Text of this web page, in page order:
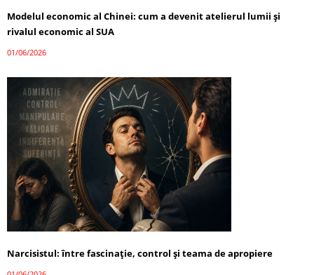
Modelul economic al Chinei: cum a devenit atelierul lumii și
rivalul economic al SUA
01/06/2026
Narcisistul: între fascinație, control și teama de apropiere